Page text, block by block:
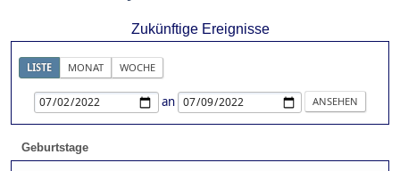
Zukünftige Ereignisse
LISTE MONAT WOCHE
an
Geburtstage